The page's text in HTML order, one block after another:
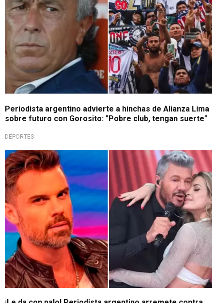
Periodista argentino advierte a hinchas de Alianza Lima
sobre futuro con Gorosito: "Pobre club, tengan suerte"
DEPORTES
¡Le da con palo!